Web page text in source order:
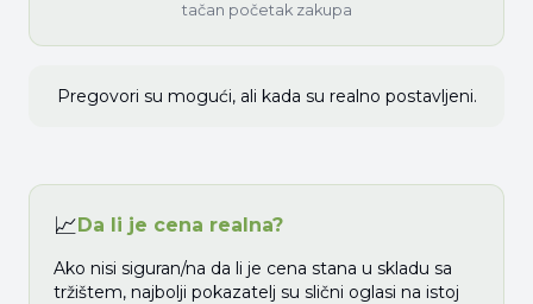
tačan početak zakupa
Pregovori su mogući, ali kada su realno postavljeni.
📈Da li je cena realna?
Ako nisi siguran/na da li je cena stana u skladu sa
tržištem, najbolji pokazatelj su slični oglasi na istoj